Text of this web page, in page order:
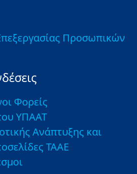
Προσωπικών
Φορείς
ΥΠΑΑΤ
Ανάπτυξης και
ΤΑΑΕ